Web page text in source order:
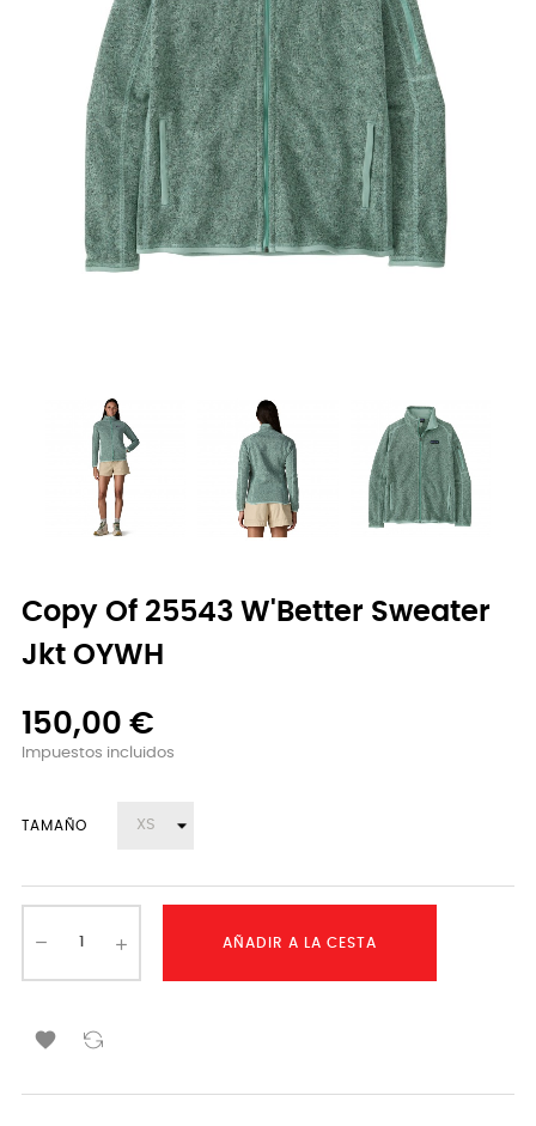
Copy Of 25543 W'Better Sweater
Jkt OYWH
150,00 €
Impuestos incluidos
TAMAÑO
AÑADIR A LA CESTA
